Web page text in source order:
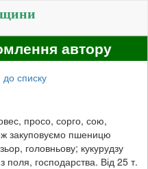
автору
списку
просо, сорго, сою,
закуповуємо пшеницю
головньову; кукурудзу
поля, господарства. Від 25 т.